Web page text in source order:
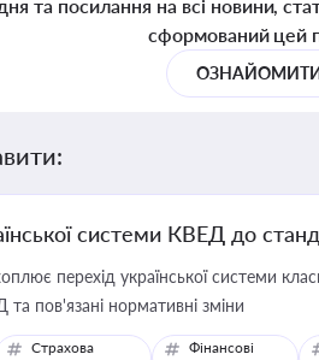
та посилання на всі новини,
сформований цей
системи КВЕД до
перехід української системи
пов'язані нормативні зміни
Страхова
Фінансові